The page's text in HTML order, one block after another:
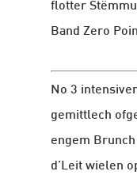
flotter
Band Zero
No 3
gemittlech
engem
d’Leit wielen